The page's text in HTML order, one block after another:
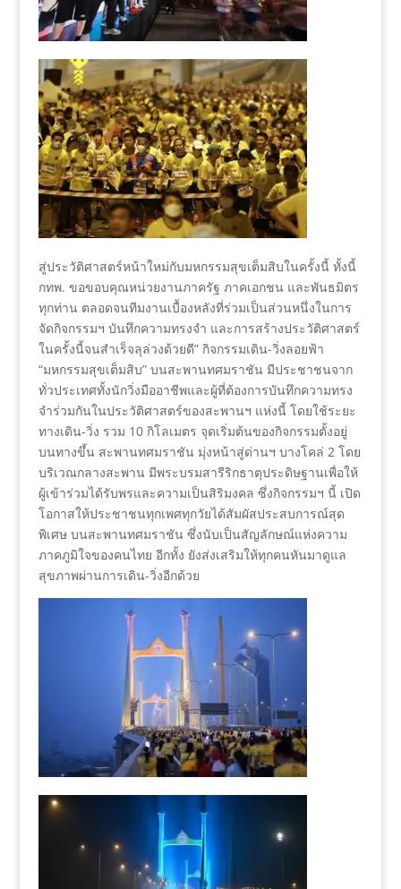
สู่ประวัติศาสตร์หน้าใหม่กับมหกรรมสุขเต็มสิบในครั้งนี้ ทั้งนี้
กทพ. ขอขอบคุณหน่วยงานภาครัฐ ภาคเอกชน และพันธมิตร
ทุกท่าน ตลอดจนทีมงานเบื้องหลังที่ร่วมเป็นส่วนหนึ่งในการ
จัดกิจกรรมฯ บันทึกความทรงจำ และการสร้างประวัติศาสตร์
ในครั้งนี้จนสำเร็จลุล่วงด้วยดี” กิจกรรมเดิน-วิ่งลอยฟ้า
“มหกรรมสุขเต็มสิบ” บนสะพานทศมราชัน มีประชาชนจาก
ทั่วประเทศทั้งนักวิ่งมืออาชีพและผู้ที่ต้องการบันทึกความทรง
จำร่วมกันในประวัติศาสตร์ของสะพานฯ แห่งนี้ โดยใช้ระยะ
ทางเดิน-วิ่ง รวม 10 กิโลเมตร จุดเริ่มต้นของกิจกรรมตั้งอยู่
บนทางขึ้น สะพานทศมราชัน มุ่งหน้าสู่ด่านฯ บางโคล่ 2 โดย
บริเวณกลางสะพาน มีพระบรมสารีริกธาตุประดิษฐานเพื่อให้
ผู้เข้าร่วมได้รับพรและความเป็นสิริมงคล ซึ่งกิจกรรมฯ นี้ เปิด
โอกาสให้ประชาชนทุกเพศทุกวัยได้สัมผัสประสบการณ์สุด
พิเศษ บนสะพานทศมราชัน ซึ่งนับเป็นสัญลักษณ์แห่งความ
ภาคภูมิใจของคนไทย อีกทั้ง ยังส่งเสริมให้ทุกคนหันมาดูแล
สุขภาพผ่านการเดิน-วิ่งอีกด้วย